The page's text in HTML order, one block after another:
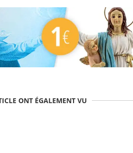
ONT ÉGALEMENT VU